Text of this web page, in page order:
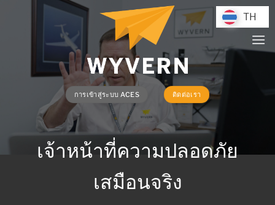
การเข้าสู่ระบบ ACES ติดต่อเรา
เจ้าหน้าที่ความปลอดภัย
เสมือนจริง
TH
TH